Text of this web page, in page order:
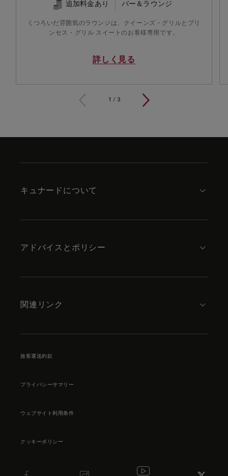
追加料金あり
バー＆ラウンジ
くつろいだ雰囲気のラウンジは、クイーンズ・グリルとプリ
ンセス・グリル スイートのお客様専用です。
詳しく見る
1 / 3
1 / 3
キュナードについて
アドバイスとポリシー
関連リンク
旅客運送約款
プライバシーサマリー
ウェブサイト利用条件
クッキーポリシー